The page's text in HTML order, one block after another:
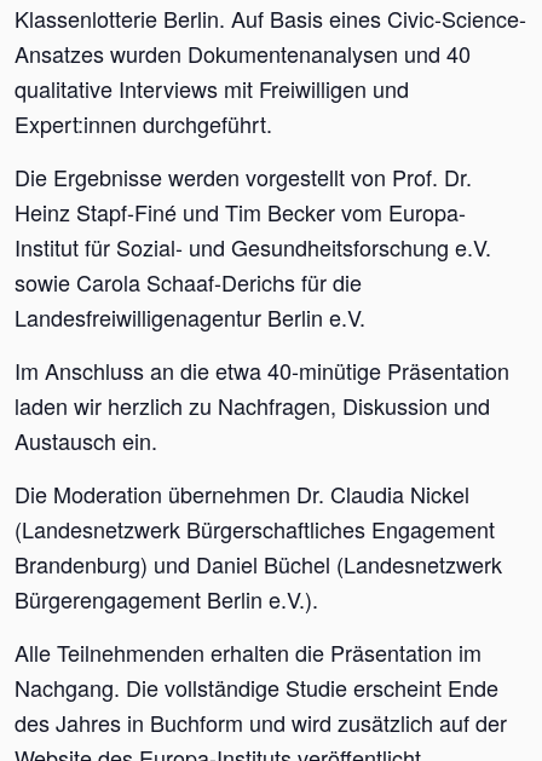
Klassenlotterie Berlin. Auf Basis eines Civic-Science-
Ansatzes wurden Dokumentenanalysen und 40
qualitative Interviews mit Freiwilligen und
Expert:innen durchgeführt.
Die Ergebnisse werden vorgestellt von Prof. Dr.
Heinz Stapf-Finé und Tim Becker vom Europa-
Institut für Sozial- und Gesundheitsforschung e.V.
sowie Carola Schaaf-Derichs für die
Landesfreiwilligenagentur Berlin e.V.
Im Anschluss an die etwa 40-minütige Präsentation
laden wir herzlich zu Nachfragen, Diskussion und
Austausch ein.
Die Moderation übernehmen Dr. Claudia Nickel
(Landesnetzwerk Bürgerschaftliches Engagement
Brandenburg) und Daniel Büchel (Landesnetzwerk
Bürgerengagement Berlin e.V.).
Alle Teilnehmenden erhalten die Präsentation im
Nachgang. Die vollständige Studie erscheint Ende
des Jahres in Buchform und wird zusätzlich auf der